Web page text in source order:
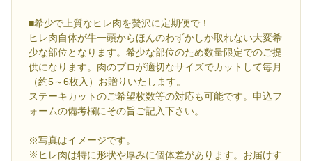
■希少で上質なヒレ肉を贅沢に定期便で！
ヒレ肉自体が牛一頭からほんのわずかしか取れない大変希
少な部位となります。希少な部位のため数量限定でのご提
供になります。肉のプロが適切なサイズでカットして毎月
（約5～6枚入）お贈りいたします。
ステーキカットのご希望枚数等の対応も可能です。申込フ
ォームの備考欄にその旨ご記入下さい。
※写真はイメージです。
※ヒレ肉は特に形状や厚みに個体差があります。お届けす